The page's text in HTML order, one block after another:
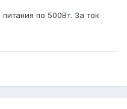
по 500Вт. За ток